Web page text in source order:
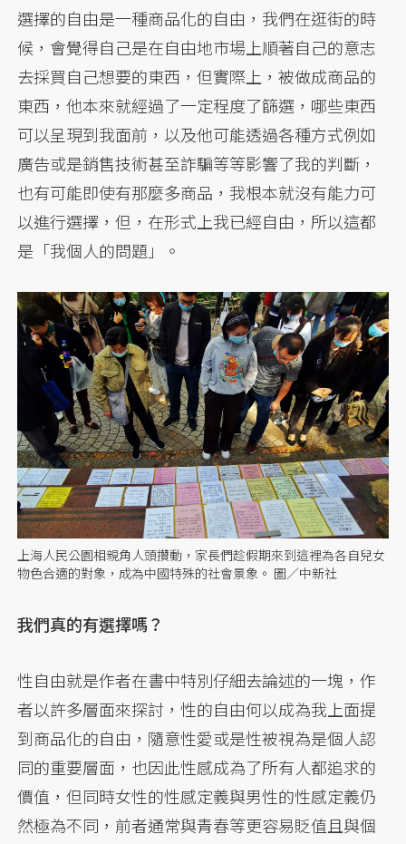
選擇的自由是一種商品化的自由，我們在逛街的時
候，會覺得自己是在自由地市場上順著自己的意志
去採買自己想要的東西，但實際上，被做成商品的
東西，他本來就經過了一定程度了篩選，哪些東西
可以呈現到我面前，以及他可能透過各種方式例如
廣告或是銷售技術甚至詐騙等等影響了我的判斷，
也有可能即使有那麼多商品，我根本就沒有能力可
以進行選擇，但，在形式上我已經自由，所以這都
是「我個人的問題」。
上海人民公園相親角人頭攢動，家長們趁假期來到這裡為各自兒女
物色合適的對象，成為中國特殊的社會景象。 圖／中新社
我們真的有選擇嗎？
性自由就是作者在書中特別仔細去論述的一塊，作
者以許多層面來探討，性的自由何以成為我上面提
到商品化的自由，隨意性愛或是性被視為是個人認
同的重要層面，也因此性感成為了所有人都追求的
價值，但同時女性的性感定義與男性的性感定義仍
然極為不同，前者通常與青春等更容易貶值且與個